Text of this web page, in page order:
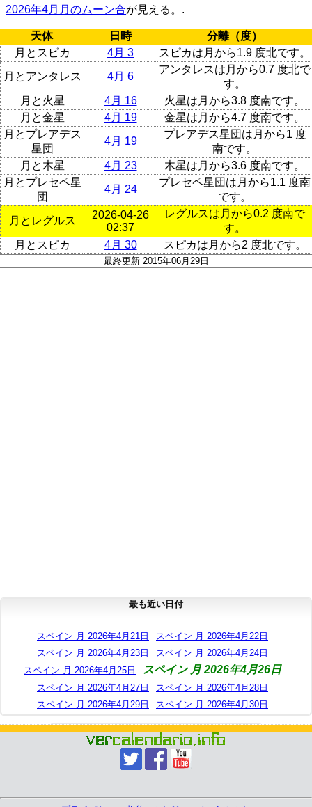
2026年4月月のムーン合が見える。.
天体 日時
分離（度）
月とスピカ
4月 3
スピカは月から1.9 度北です。
月とアンタレス
4月 6
アンタレスは月から0.7 度北で
す。
月と火星
4月 16
火星は月から3.8 度南です。
月と金星
4月 19
金星は月から4.7 度南です。
月とプレアデス
星団
4月 19
プレアデス星団は月から1 度
南です。
月と木星
4月 23
木星は月から3.6 度南です。
月とプレセペ星
団
4月 24
プレセペ星団は月から1.1 度南
です。
月とレグルス
2026-04-26
02:37
レグルスは月から0.2 度南で
す。
月とスピカ
4月 30 スピカは月から2 度北です。
最終更新 2015年06月29日
最も近い日付
スペイン 月 2026年4月21日
スペイン 月 2026年4月22日
スペイン 月 2026年4月23日
スペイン 月 2026年4月24日
スペイン 月 2026年4月25日
スペイン 月 2026年4月26日
スペイン 月 2026年4月27日
スペイン 月 2026年4月28日
スペイン 月 2026年4月29日
スペイン 月 2026年4月30日